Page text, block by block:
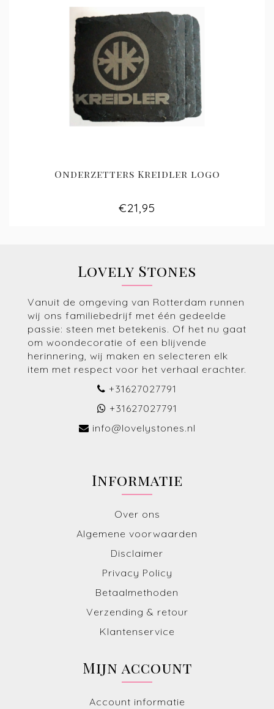
Onderzetters Kreidler logo
€21,95
Lovely Stones
Vanuit de omgeving van Rotterdam runnen
wij ons familiebedrijf met één gedeelde
passie: steen met betekenis. Of het nu gaat
om woondecoratie of een blijvende
herinnering, wij maken en selecteren elk
item met respect voor het verhaal erachter.
+31627027791
+31627027791
info@lovelystones.nl
Informatie
Over ons
Algemene voorwaarden
Disclaimer
Privacy Policy
Betaalmethoden
Verzending & retour
Klantenservice
Mijn account
Account informatie